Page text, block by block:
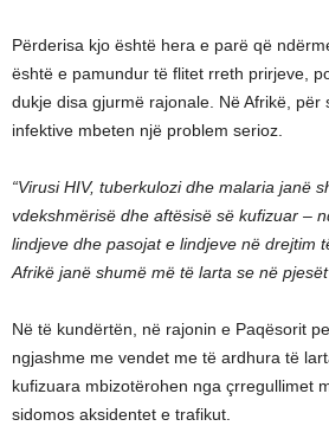
Përderisa kjo është hera e parë që
është e pamundur të flitet rreth prirjeve,
dukje disa gjurmë rajonale. Në Afrikë, për
infektive mbeten një problem serioz.
“Virusi HIV, tuberkulozi dhe malaria janë
vdekshmërisë dhe aftësisë së kufizuar –
lindjeve dhe pasojat e lindjeve në drejtim
Afrikë janë shumë më të larta se në pjesët
Në të kundërtën, në rajonin e Paqësorit
ngjashme me vendet me të ardhura të
kufizuara mbizotërohen nga çrregullimet
sidomos aksidentet e trafikut.